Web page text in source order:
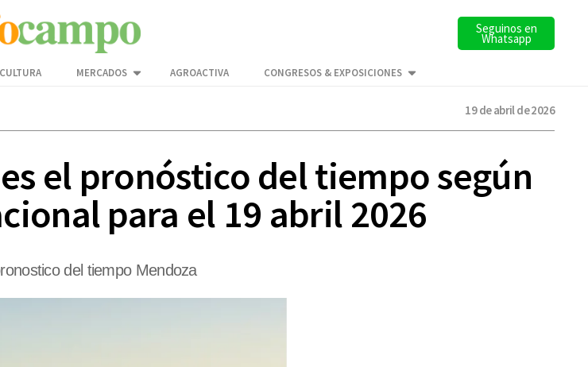
Seguinos en
Whatsapp
MERCADOS AGROACTIVA CONGRESOS & EXPOSICIONES
19 de abril de 2026
el pronóstico del tiempo según
para el 19 abril 2026
del tiempo Mendoza